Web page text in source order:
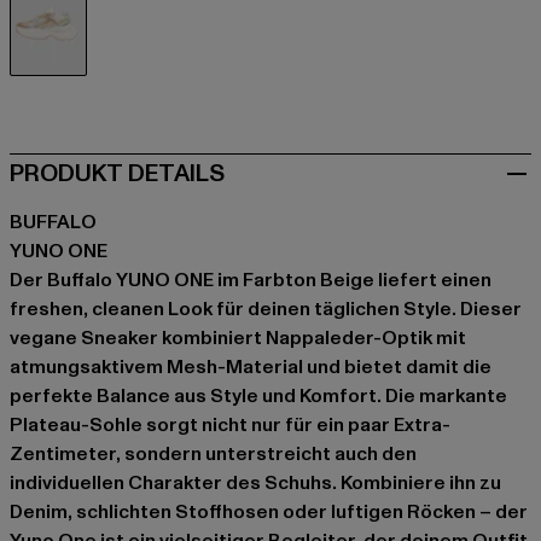
PRODUKT DETAILS
BUFFALO
YUNO ONE
Der Buffalo YUNO ONE im Farbton Beige liefert einen
freshen, cleanen Look für deinen täglichen Style. Dieser
vegane Sneaker kombiniert Nappaleder-Optik mit
atmungsaktivem Mesh-Material und bietet damit die
perfekte Balance aus Style und Komfort. Die markante
Plateau-Sohle sorgt nicht nur für ein paar Extra-
Zentimeter, sondern unterstreicht auch den
individuellen Charakter des Schuhs. Kombiniere ihn zu
Denim, schlichten Stoffhosen oder luftigen Röcken – der